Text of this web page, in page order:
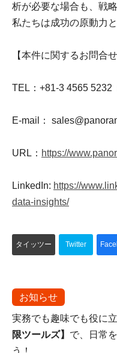
析が必要な場合も、戦
私たちは成功の原動力
【本件に関するお問合せ
TEL：+81-3 4565 5232
E-mail：
URL： https://
LinkedIn: https://
data-insights/
タイッツー Twitter
お知らせ
実務でも趣味でも役に
限ツールズ】 で、日常
う！